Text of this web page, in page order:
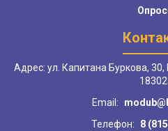
Адрес: ул. Капитана Буркова,
Email:
Телефон:
8